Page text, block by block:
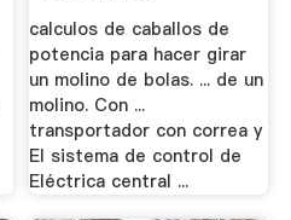
calculos de caballos de
potencia para hacer girar
un molino de bolas. ... de un
molino. Con ...
transportador con correa y
El sistema de control de
Eléctrica central ...